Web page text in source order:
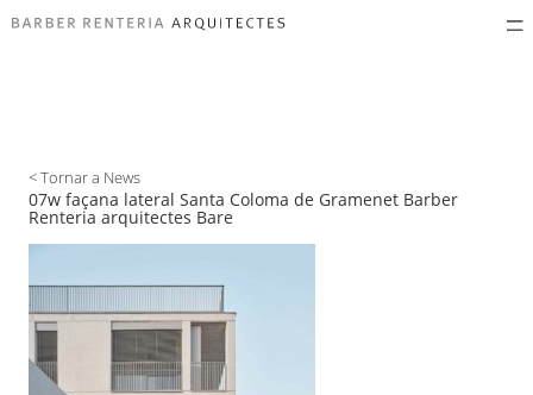
< Tornar a News
07w façana lateral Santa Coloma de Gramenet Barber
Renteria arquitectes Bare